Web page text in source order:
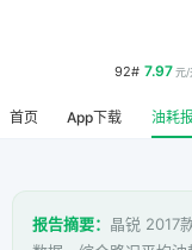
92# 7.97元/
首页 App下载 油耗
报告摘要： 晶锐 2017